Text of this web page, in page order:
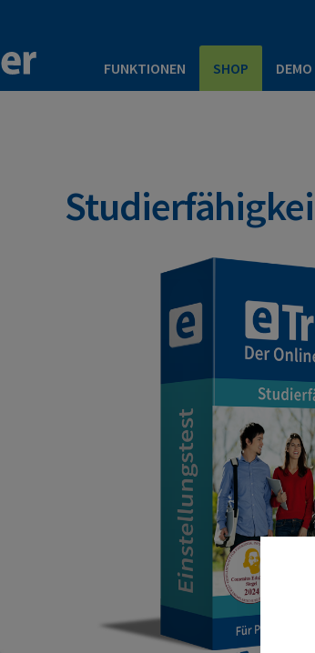
FUNKTIONEN SHOP DEMO